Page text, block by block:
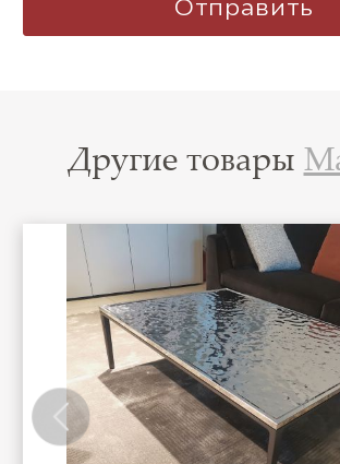
Другие товары